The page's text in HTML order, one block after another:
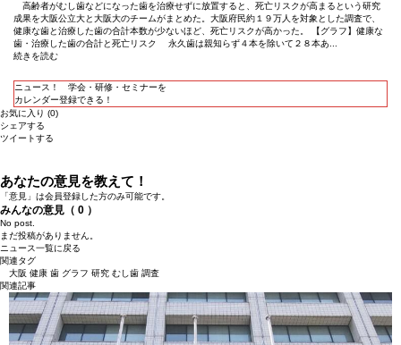
高齢者がむし歯などになった歯を治療せずに放置すると、死亡リスクが高まるという研究
成果を大阪公立大と大阪大のチームがまとめた。大阪府民約１９万人を対象とした調査で、
健康な歯と治療した歯の合計本数が少ないほど、死亡リスクが高かった。 【グラフ】健康な
歯・治療した歯の合計と死亡リスク 永久歯は親知らず４本を除いて２８本あ...
続きを読む
ニュース！ 学会・研修・セミナーを
カレンダー登録できる！
お気に入り (0)
シェアする
ツイートする
あなたの意見を教えて！
「意見」は会員登録した方のみ可能です。
みんなの意見（ 0 ）
No post.
まだ投稿がありません。
ニュース一覧に戻る
関連タグ
大阪 健康 歯 グラフ 研究 むし歯 調査
関連記事